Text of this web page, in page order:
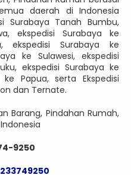
daerah di Indonesia
Surabaya Tanah Bumbu,
ekspedisi Surabaya ke
ekspedisi Surabaya ke
ke Sulawesi, ekspedisi
ekspedisi Surabaya ke
Papua, serta Ekspedisi
dan Ternate.
Barang, Pindahan Rumah,
9250